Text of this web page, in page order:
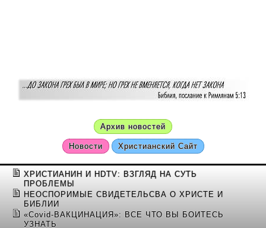
Архив новостей
Новости Христианский Сайт
ХРИСТИАНИН И HDTV: ВЗГЛЯД НА СУТЬ
ПРОБЛЕМЫ
НЕОСПОРИМЫЕ СВИДЕТЕЛЬСВА О ХРИСТЕ И
БИБЛИИ
«Covid-ВАКЦИНАЦИЯ»: ВСЕ ЧТО ВЫ БОИТЕСЬ
УЗНАТЬ